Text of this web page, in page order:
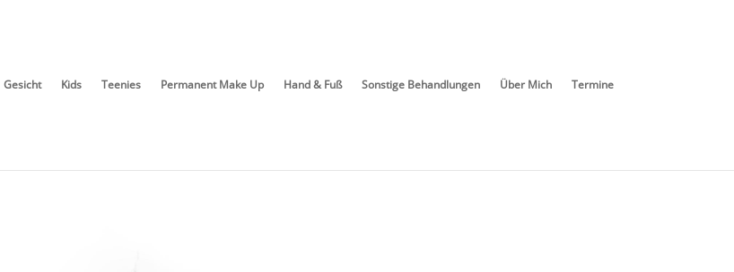
Gesicht Kids Teenies Permanent Make Up Hand & Fuß Sonstige Behandlungen Über Mich Termine